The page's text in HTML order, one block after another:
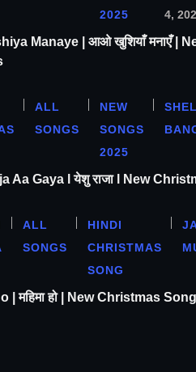
2025
4,
Manaye | आओ खुशियाँ मनाएँ |
ALL
SONGS
NEW
SONGS
2025
Aa Gaya l येशु राजा l New
ALL
SONGS
HINDI
CHRISTMAS
SONG
| महिमा हो | New Christmas Song